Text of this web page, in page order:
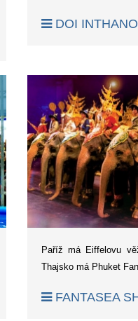
DOI
Paříž má Eiffelovu
Thajsko má Phuket
FANTASEA